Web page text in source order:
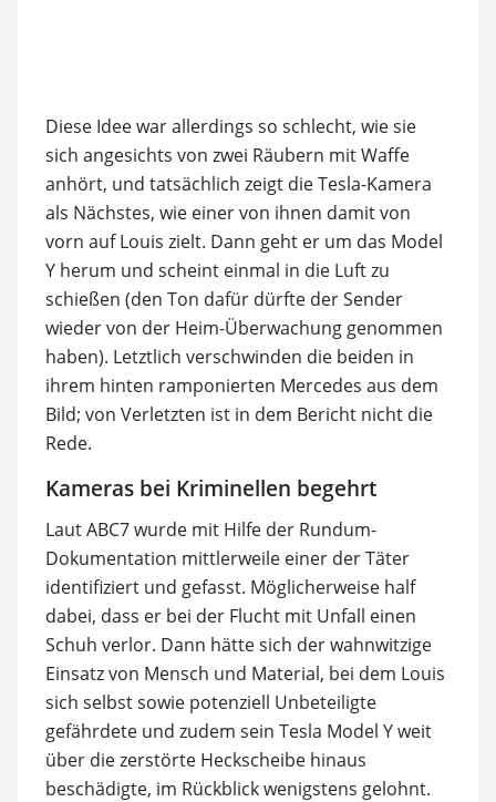
Diese Idee war allerdings so schlecht, wie sie
sich angesichts von zwei Räubern mit Waffe
anhört, und tatsächlich zeigt die Tesla-Kamera
als Nächstes, wie einer von ihnen damit von
vorn auf Louis zielt. Dann geht er um das Model
Y herum und scheint einmal in die Luft zu
schießen (den Ton dafür dürfte der Sender
wieder von der Heim-Überwachung genommen
haben). Letztlich verschwinden die beiden in
ihrem hinten ramponierten Mercedes aus dem
Bild; von Verletzten ist in dem Bericht nicht die
Rede.
Kameras bei Kriminellen begehrt
Laut ABC7 wurde mit Hilfe der Rundum-
Dokumentation mittlerweile einer der Täter
identifiziert und gefasst. Möglicherweise half
dabei, dass er bei der Flucht mit Unfall einen
Schuh verlor. Dann hätte sich der wahnwitzige
Einsatz von Mensch und Material, bei dem Louis
sich selbst sowie potenziell Unbeteiligte
gefährdete und zudem sein Tesla Model Y weit
über die zerstörte Heckscheibe hinaus
beschädigte, im Rückblick wenigstens gelohnt.